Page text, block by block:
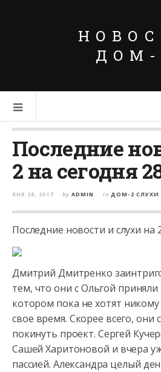
ДОМ-
Последние
2 на сегодня
ЯНВ 28, 2017 by ADMIN in ДОМ-2 СЛУХИ
Последние новости и слухи на
Дмитрий Дмитренко
тем, что они с Ольгой
котором пока не хотят никому
свое время. Скорее всего, они
покинуть проект. Сергей
Сашей Харитоновой и вчера
пассией. Александра целый